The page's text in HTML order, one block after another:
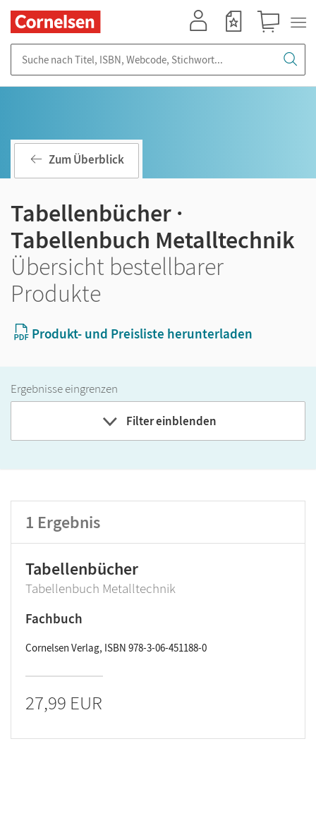
Zum Überblick
Tabellenbücher ·
Tabellenbuch Metalltechnik
Übersicht bestellbarer
Produkte
Produkt- und Preisliste herunterladen
Ergebnisse eingrenzen
Filter einblenden
Band
GER-Niveau
Produktart
1 Ergebnis
Tabellenbücher
Tabellenbuch Metalltechnik
Fachbuch
Cornelsen Verlag, ISBN 978-3-06-451188-0
27,99 EUR